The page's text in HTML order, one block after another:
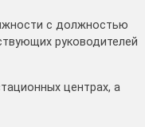
с должностью
руководителей
центрах, а